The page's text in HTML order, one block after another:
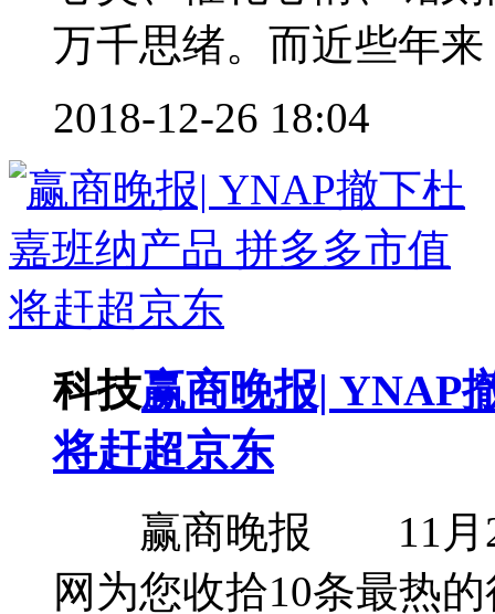
万千思绪。而近些年来
2018-12-26 18:04
科技赢商晚报| YNAP
将赶超京东
赢商晚报 11月23
网为您收拾10条最热